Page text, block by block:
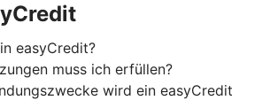
easyCredit?
muss ich erfüllen?
wird ein easyCredit